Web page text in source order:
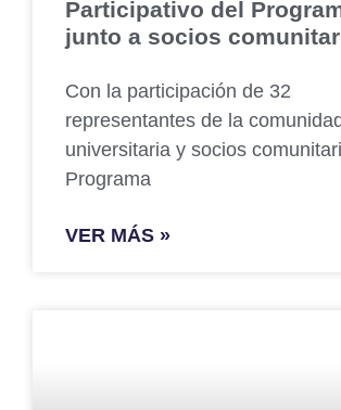
Participativo del
junto a socios
Con la participación de 32
representantes de la comunidad
universitaria y socios
Programa
VER MÁS »